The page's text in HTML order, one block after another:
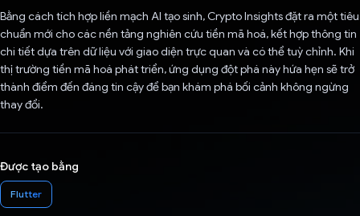
Bằng cách tích hợp liền mạch AI tạo sinh, Crypto Insights đặt ra một tiêu
chuẩn mới cho các nền tảng nghiên cứu tiền mã hoá, kết hợp thông tin
chi tiết dựa trên dữ liệu với giao diện trực quan và có thể tuỳ chỉnh. Khi
thị trường tiền mã hoá phát triển, ứng dụng đột phá này hứa hẹn sẽ trở
thành điểm đến đáng tin cậy để bạn khám phá bối cảnh không ngừng
thay đổi.
Được tạo bằng
Flutter